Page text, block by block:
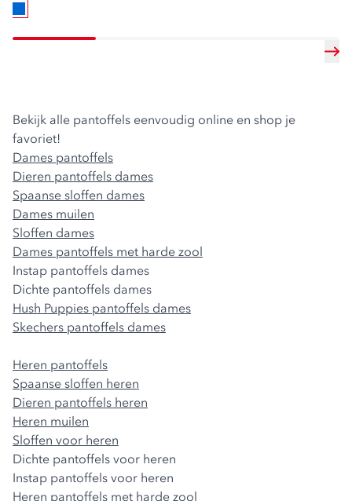
Bekijk alle pantoffels eenvoudig online en shop je
favoriet!
Dames pantoffels
Dieren pantoffels dames
Spaanse sloffen dames
Dames muilen
Sloffen dames
Dames pantoffels met harde zool
Instap pantoffels dames
Dichte pantoffels dames
Hush Puppies pantoffels dames
Skechers pantoffels dames
Heren pantoffels
Spaanse sloffen heren
Dieren pantoffels heren
Heren muilen
Sloffen voor heren
Dichte pantoffels voor heren
Instap pantoffels voor heren
Heren pantoffels met harde zool